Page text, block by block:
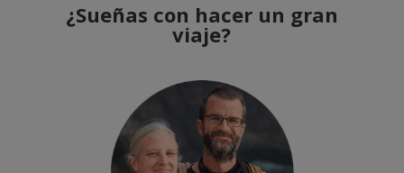
¿Sueñas con hacer un gran
viaje?